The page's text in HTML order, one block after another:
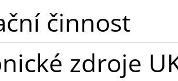
činnost
zdroje